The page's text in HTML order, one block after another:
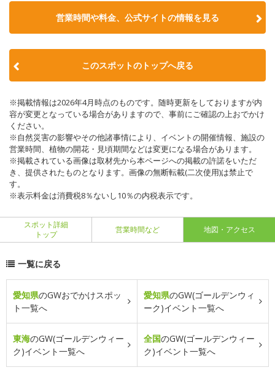
営業時間や料金、公式サイトの情報を見る
このスポットのトップへ戻る
※掲載情報は2026年4月時点のものです。随時更新をしておりますが内
容が変更となっている場合がありますので、事前にご確認の上おでかけ
ください。
※自然災害の影響やその他諸事情により、イベントの開催情報、施設の
営業時間、植物の開花・見頃期間などは変更になる場合があります。
※掲載されている画像は取材先から本ページへの掲載の許諾をいただ
き、提供されたものとなります。画像の無断転載(二次使用)は禁止で
す。
※表示料金は消費税8％ないし10％の内税表示です。
スポット詳細
トップ
営業時間など 地図・アクセス
一覧に戻る
愛知県のGWおでかけスポッ
ト一覧へ
愛知県のGW(ゴールデンウィ
ーク)イベント一覧へ
東海のGW(ゴールデンウィー
ク)イベント一覧へ
全国のGW(ゴールデンウィー
ク)イベント一覧へ